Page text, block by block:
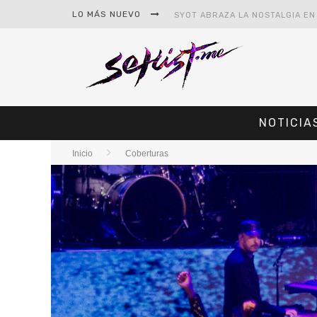
LO MÁS NUEVO
#CINE – STAR WARS: THE
#CINE – SPIDER-MAN: UN
Inicio Coberturas